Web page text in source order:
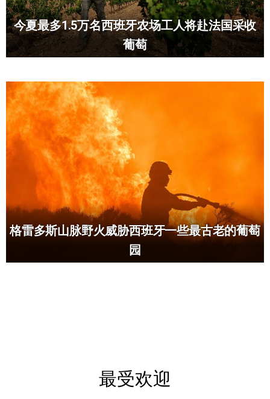
今夏最多1.5万名西班牙农场工人将赴法国采收
葡萄
格雷多斯山脉野火威胁西班牙一些最古老的葡萄
园
最受欢迎